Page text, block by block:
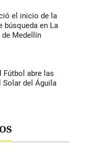
el inicio de la
búsqueda en La
de Medellín
Fútbol abre las
Solar del Águila